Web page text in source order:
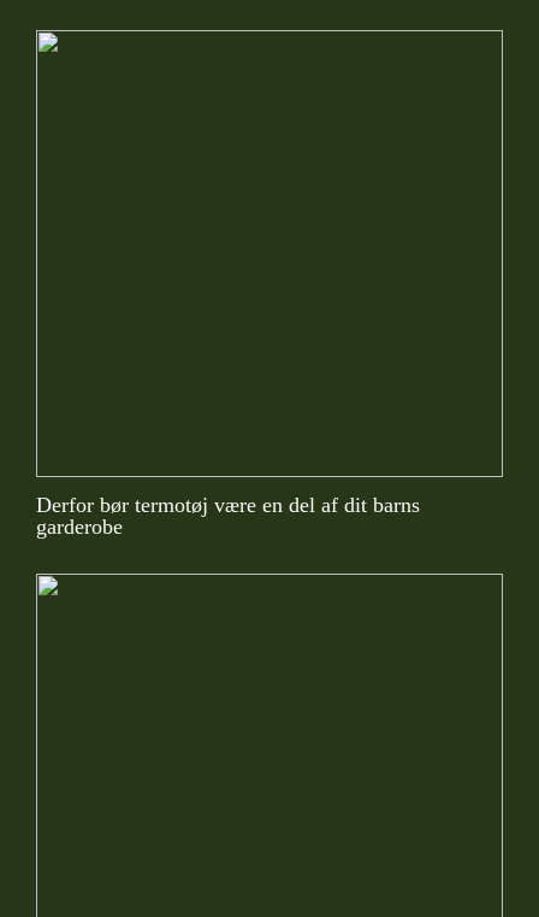
Derfor bør termotøj være en del af dit barns
garderobe